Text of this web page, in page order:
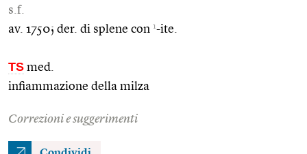
s.f.
av. 1750; der. di splene con 1-ite.
TS med.
infiammazione della milza
Correzioni e suggerimenti